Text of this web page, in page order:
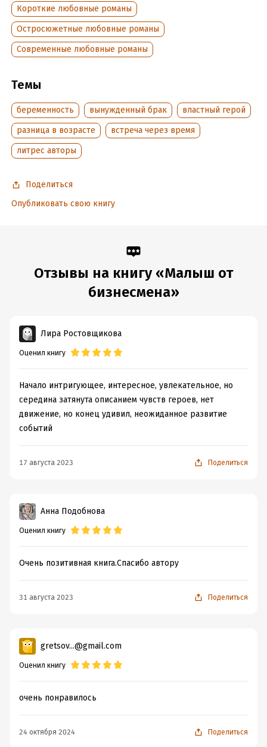
Год издания:2023
Дата поступления:8 февраля 2023
Время на чтение:8ч.
Короткие любовные романы
Остросюжетные любовные романы
Современные любовные романы
Темы
беременность вынужденный брак
властный герой
разница в возрасте
встреча через время
литрес авторы
Поделиться
Опубликовать свою книгу
Отзывы на книгу «Малыш от
бизнесмена»
Лира Ростовщикова
Оценил книгу
Начало интригующее, интересное, увлекательное, но
середина затянута описанием чувств героев, нет
движение, но конец удивил, неожиданное развитие
событий
17 августа 2023 Поделиться
Анна Подобнова
Оценил книгу
Очень позитивная книга.Спасибо автору
31 августа 2023 Поделиться
gretsov...@gmail.com
Оценил книгу
очень понравилось
24 октября 2024 Поделиться